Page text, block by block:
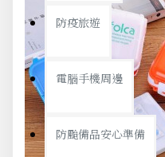
防疫旅遊
電腦手機周邊
防颱備品安心準備